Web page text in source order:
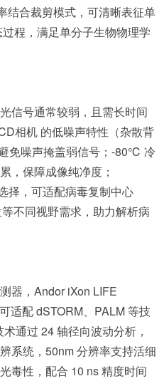
结合裁剪模式，可清晰表征单
程，满足单分子生物物理学
信号通常较弱，且需长时间
相机 的低噪声特性（杂散背
免噪声掩盖弱信号；-80℃ 冷
，保障成像纯净度；
择，可适配病毒复制中心
不同视野需求，助力解析病
器，Andor iXon LIFE
适配 dSTORM、PALM 等技
通过 24 轴径向波动分析，
系统，50nm 分辨率支持活细
毒性，配合 10 ns 精度时间